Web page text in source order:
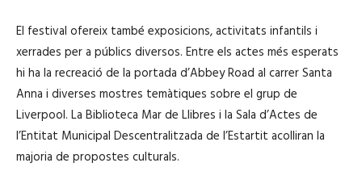
El festival ofereix també exposicions, activitats infantils i
xerrades per a públics diversos. Entre els actes més esperats
hi ha la recreació de la portada d’Abbey Road al carrer Santa
Anna i diverses mostres temàtiques sobre el grup de
Liverpool. La Biblioteca Mar de Llibres i la Sala d’Actes de
l’Entitat Municipal Descentralitzada de l’Estartit acolliran la
majoria de propostes culturals.